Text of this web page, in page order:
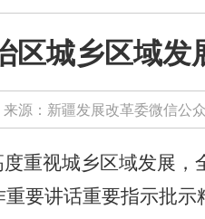
区城乡区域
来源： 新疆发展改革委微信公
度重视城乡区域发展，
要讲话重要指示批